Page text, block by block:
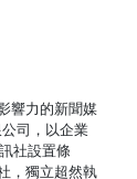
響力的新聞媒
司，以企業
社設置條
，獨立超然執